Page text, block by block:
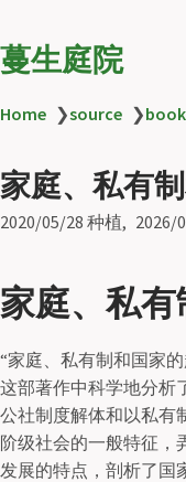
蔓生庭院
Home ❯source ❯book
家庭、私有
2020/05/28 种植 2026/
家庭、私
“家庭、私有制和国家
这部著作中科学地分析
公社制度解体和以私有
阶级社会的一般特征，
发展的特点，剖析了国